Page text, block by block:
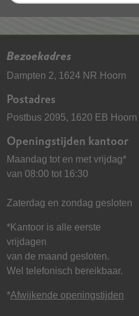
Bezoekadres
Dampten 2, 1624 NR Hoorn
Postadres
Postbus 2095, 1620 EB Hoorn
Openingstijden kantoor
Maandag tot en met vrijdag*
van 08:00 tot 16:30
Zaterdag en zondag gesloten
*Kantoor is alle eerste
vrijdagen
van de maand gesloten.
Wel telefonisch bereikbaar.
*Afwijkende openingstijden